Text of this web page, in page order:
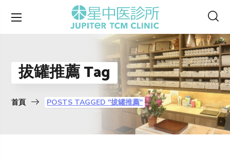
拔罐推薦 Tag
首頁 POSTS TAGGED "拔罐推薦"